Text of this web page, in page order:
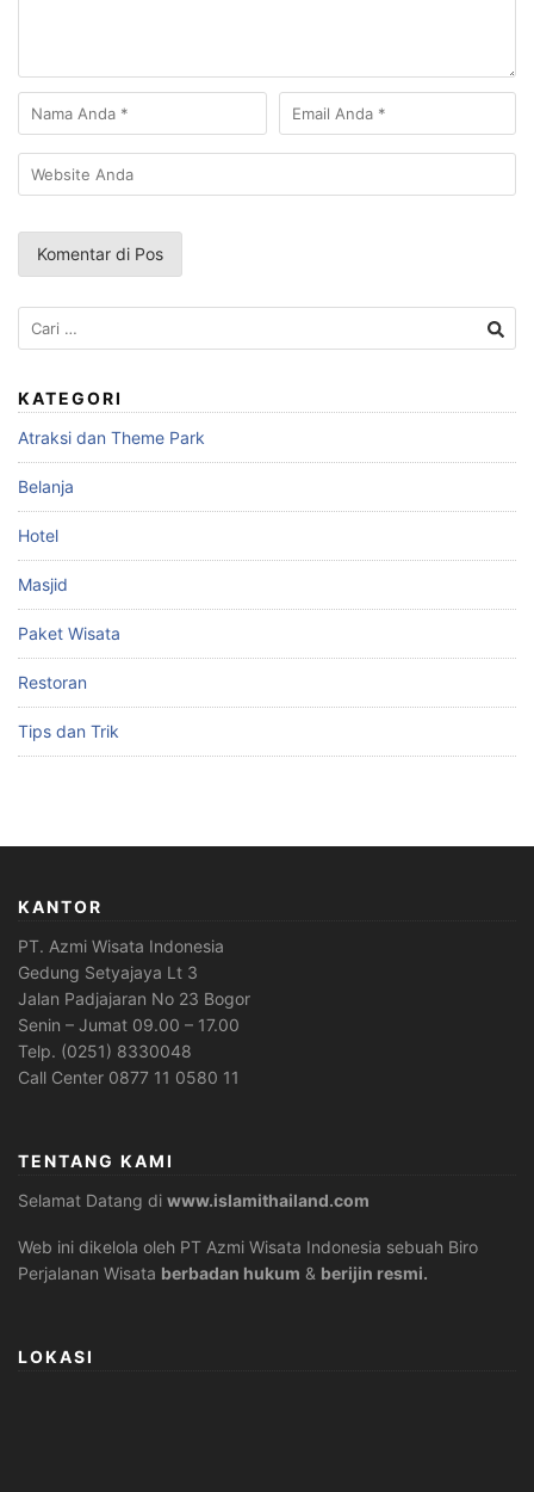
Cari
untuk:
KATEGORI
Atraksi dan Theme Park
Belanja
Hotel
Masjid
Paket Wisata
Restoran
Tips dan Trik
KANTOR
PT. Azmi Wisata Indonesia
Gedung Setyajaya Lt 3
Jalan Padjajaran No 23 Bogor
Senin – Jumat 09.00 – 17.00
Telp. (0251) 8330048
Call Center 0877 11 0580 11
TENTANG KAMI
Selamat Datang di www.islamithailand.com
Web ini dikelola oleh PT Azmi Wisata Indonesia sebuah Biro
Perjalanan Wisata berbadan hukum & berijin resmi.
LOKASI